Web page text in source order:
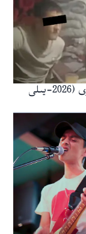
ئەركىن ئاسىيا رادىيوسى ئۇيغۇرچە خەۋەرلىرى (2026-يىلى